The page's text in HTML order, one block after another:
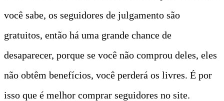
você sabe, os seguidores de julgamento são
gratuitos, então há uma grande chance de
desaparecer, porque se você não comprou deles, eles
não obtêm benefícios, você perderá os livres. É por
isso que é melhor comprar seguidores no site.